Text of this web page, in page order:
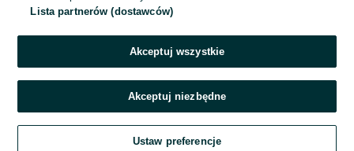
1 ...
Lista partnerów (dostawców)
Akceptuj wszystkie
Akceptuj niezbędne
Ustaw preferencje